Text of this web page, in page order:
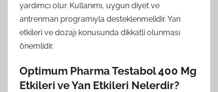
yardımcı olur. Kullanımı, uygun diyet ve
antrenman programıyla desteklenmelidir. Yan
etkileri ve dozajı konusunda dikkatli olunması
önemlidir.
Optimum Pharma Testabol 400 Mg
Etkileri ve Yan Etkileri Nelerdir?